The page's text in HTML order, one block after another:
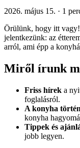
2026. május 15. · 1
Örülünk, hogy itt vagy!
jelentkezünk: az
arról, ami épp a
Miről írunk
Friss hírek a
foglalásról.
A konyha
konyha
Tippek és
jobb legyen.